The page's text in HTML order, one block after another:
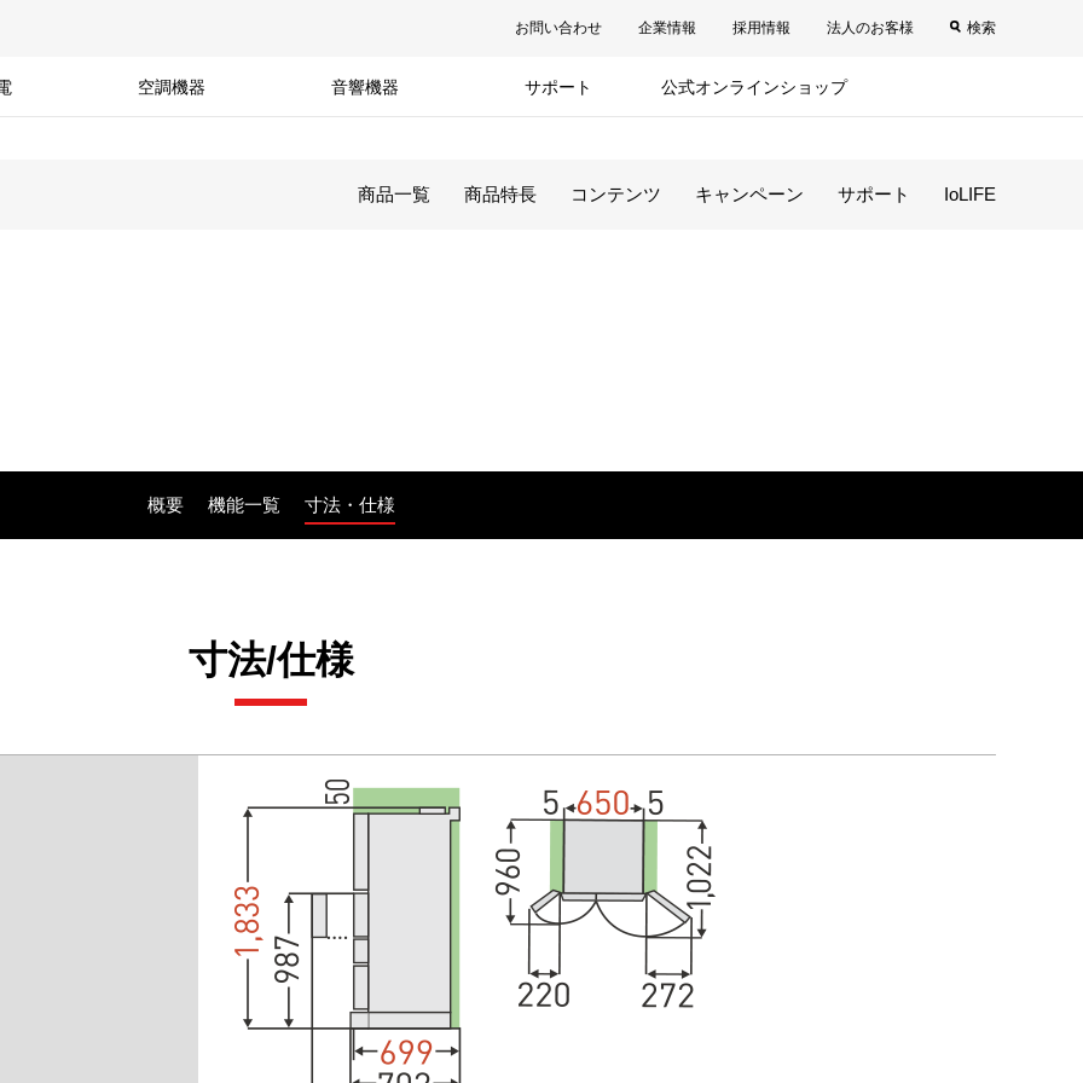
お問い合わせ 企業情報 採用情報 法人のお客様 検索
空調機器 音響機器 サポート 公式オンラインショップ
商品一覧 商品特長 コンテンツ キャンペーン サポート IoLIFE
概要 機能一覧 寸法・仕様
寸法/仕様